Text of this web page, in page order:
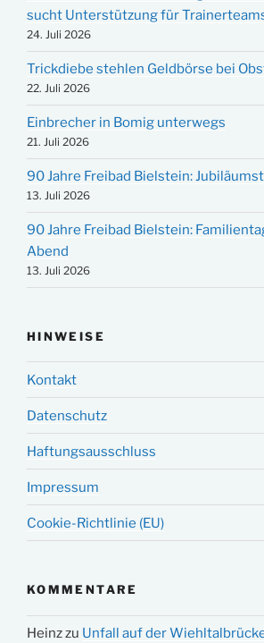
sucht Unterstützung für
24. Juli 2026
Trickdiebe stehlen Geldbörse bei
22. Juli 2026
Einbrecher in Bomig unterwegs
21. Juli 2026
90 Jahre Freibad Bielstein:
13. Juli 2026
90 Jahre Freibad Bielstein:
Abend
13. Juli 2026
HINWEISE
Kontakt
Datenschutz
Haftungsausschluss
Impressum
Cookie-Richtlinie (EU)
KOMMENTARE
Heinzzu Unfall auf der